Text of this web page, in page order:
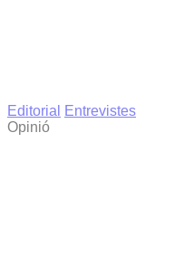
Editorial
Entrevistes
Opinió